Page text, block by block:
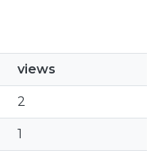
views
2
1